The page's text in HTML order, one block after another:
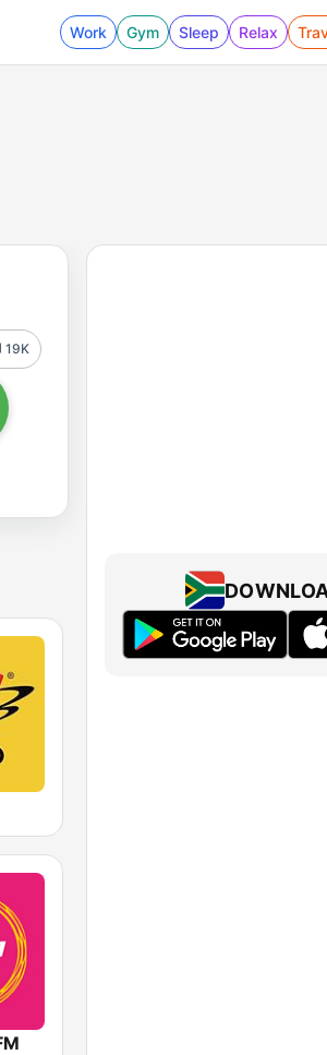
Work Gym Sleep Relax
19K